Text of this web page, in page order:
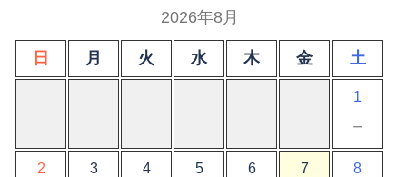
2026年8月
日 月 火 水 木 金 土
1
－
2 3 4 5 6 7 8